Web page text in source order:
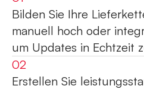
Bilden Sie Ihre
manuell hoch oder
um Updates in Echtzeit
02
Erstellen Sie